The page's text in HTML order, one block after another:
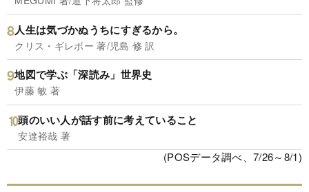
人生は気づかぬうちにすぎるから。
クリス・ギレボー 著/児島 修 訳
地図で学ぶ「深読み」世界史
伊藤 敏 著
頭のいい人が話す前に考えていること
安達裕哉 著
(POSデータ調べ、7/26～8/1)